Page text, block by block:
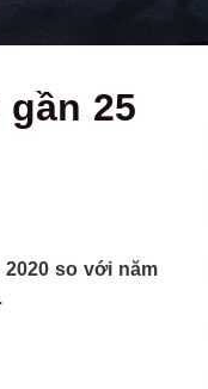
25
so với năm